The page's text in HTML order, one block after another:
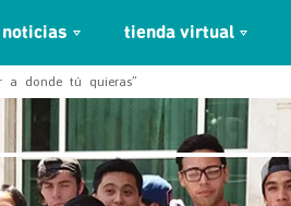
noticias tienda virtual
a donde tú quieras”